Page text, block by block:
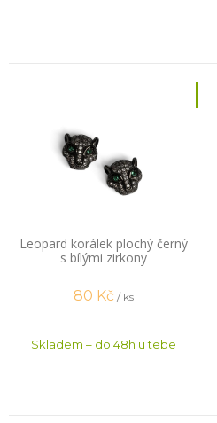
Leopard korálek plochý černý
s bílými zirkony
80 Kč / ks
Skladem – do 48h u tebe